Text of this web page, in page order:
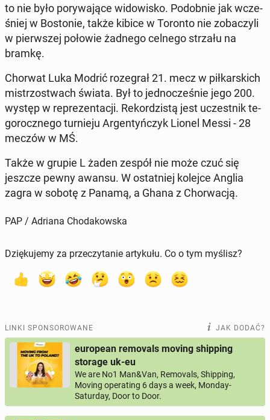
to nie było po­ry­wa­ją­ce wi­do­wi­sko. Po­dob­nie jak wcze­
śniej w Bo­sto­nie, także kibice w Toronto nie zo­ba­czy­li
w pierw­szej połowie żadnego celnego strzału na
bramkę.
Chorwat Luka Modrić ro­ze­grał 21. mecz w pił­kar­skich
mi­strzo­stwach świata. Był to jed­no­cze­śnie jego 200.
występ w re­pre­zen­ta­cji. Re­kor­dzi­stą jest uczest­nik te­
go­rocz­ne­go tur­nie­ju Ar­gen­tyń­czyk Lionel Messi - 28
meczów w MŚ.
Także w grupie L żaden zespół nie może czuć się
jeszcze pewny awansu. W ostat­niej kolejce Anglia
zagra w sobotę z Panamą, a Ghana z Chor­wa­cją.
PAP / Adriana Chodakowska
Dziękujemy za przeczytanie artykułu. Co o tym myślisz?
LINKI SPONSOROWANE JAK DODAĆ?
european removals moving shipping
storage uk-eu
We are No1 Man&Van, Removals, Shipping,
Moving operating 6 days a week, Monday-
Saturday, Door to Door.